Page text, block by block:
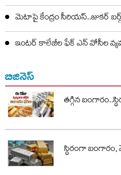
మెటాపై కేంద్రం సీరియస్..జుకర్
ఇంటర్ కాలేజీల ఫేక్ ఎన్ వోసీల
బిజినెస్
తగ్గిన
స్థిరంగా బంగారం,